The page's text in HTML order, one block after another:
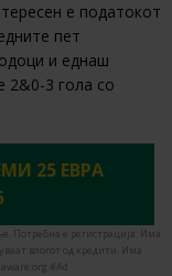
е податокот
пет
и еднаш
2&0-3 гола со
25 ЕВРА
Потребна е регистрација. Има
влогот од кредити. Има
#Ad